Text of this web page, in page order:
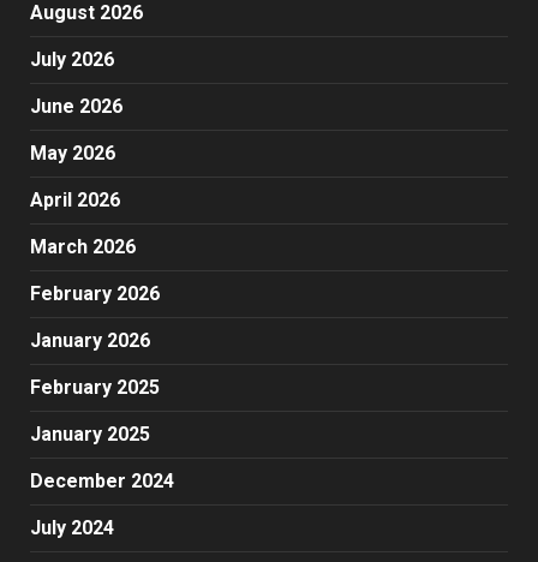
August 2026
July 2026
June 2026
May 2026
April 2026
March 2026
February 2026
January 2026
February 2025
January 2025
December 2024
July 2024